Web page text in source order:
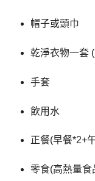
帽子或頭巾
乾淨衣物一套
手套
飲用水
正餐(早餐*2+
零食(高熱量食